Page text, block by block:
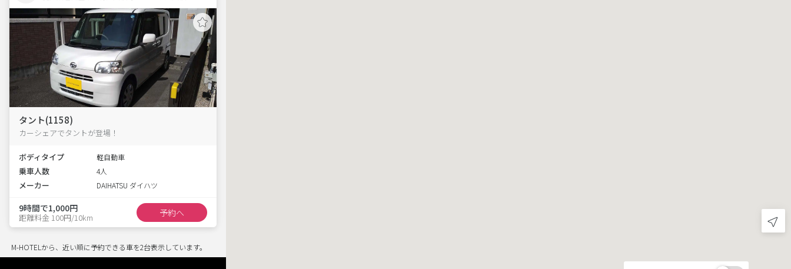
タント(1158)
カーシェアでタントが登場！
ボディタイプ 軽自動車
乗車人数 4人
メーカー DAIHATSU ダイハツ
9時間で1,000円
距離料金 100円/10km 予約へ
M-HOTELから、近い順に予約できる車を2台表示しています。